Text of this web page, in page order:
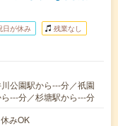
日が休み 残業なし
公園駅から---分／祇園
---分／杉塘駅から---分
みOK